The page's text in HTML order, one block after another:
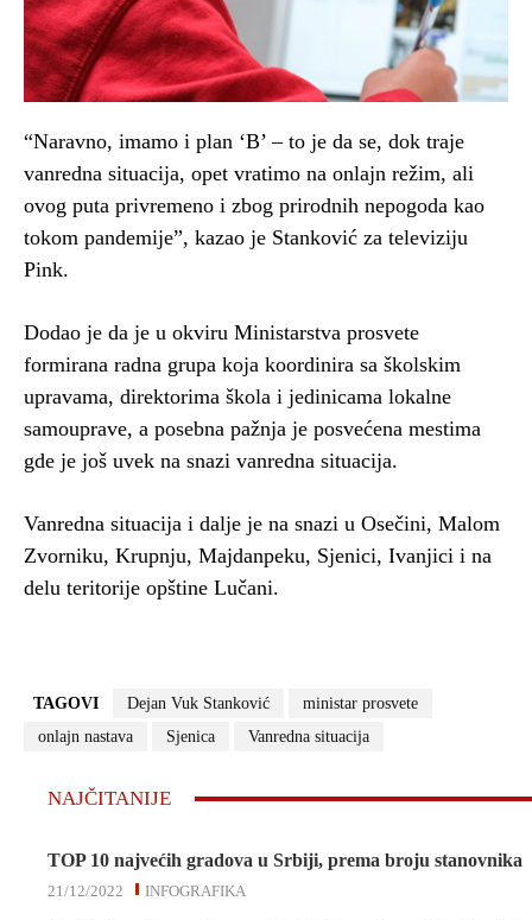
“Naravno, imamo i plan ‘B’ – to je da se, dok traje
vanredna situacija, opet vratimo na onlajn režim, ali
ovog puta privremeno i zbog prirodnih nepogoda kao
tokom pandemije”, kazao je Stanković za televiziju
Pink.
Dodao je da je u okviru Ministarstva prosvete
formirana radna grupa koja koordinira sa školskim
upravama, direktorima škola i jedinicama lokalne
samouprave, a posebna pažnja je posvećena mestima
gde je još uvek na snazi vanredna situacija.
Vanredna situacija i dalje je na snazi u Osečini, Malom
Zvorniku, Krupnju, Majdanpeku, Sjenici, Ivanjici i na
delu teritorije opštine Lučani.
TAGOVI Dejan Vuk Stanković
ministar prosvete
onlajn nastava
Sjenica Vanredna situacija
NAJČITANIJE
TOP 10 najvećih gradova u Srbiji, prema broju stanovnika
INFOGRAFIKA
21/12/2022